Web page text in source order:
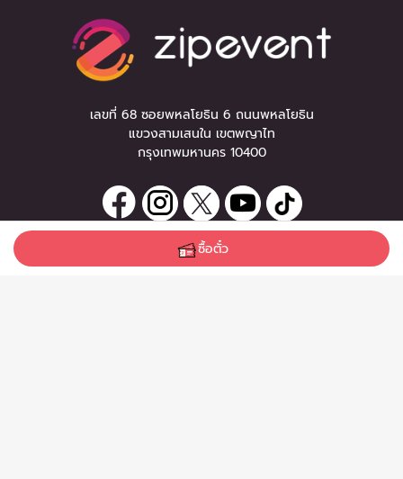
ซื้อตั๋ว
เลขที่ 68 ซอยพหลโยธิน 6 ถนนพหลโยธิน
แขวงสามเสนใน เขตพญาไท
กรุงเทพมหานคร 10400
ลงทะเบียนรับข่าวสาร